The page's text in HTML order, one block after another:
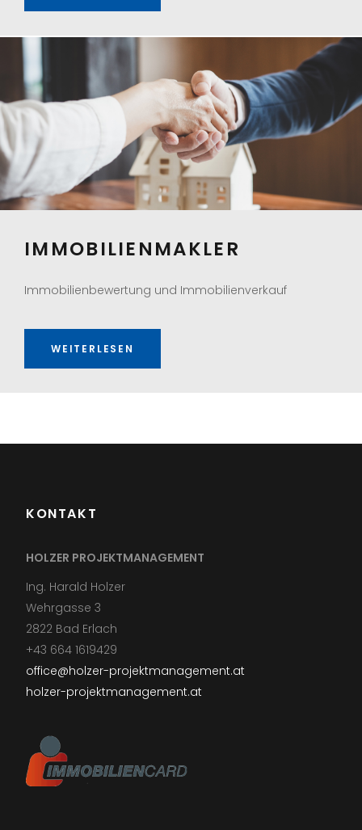
IMMOBILIENMAKLER
Immobilienbewertung und Immobilienverkauf
WEITERLESEN
KONTAKT
HOLZER PROJEKTMANAGEMENT
Ing. Harald Holzer
Wehrgasse 3
2822 Bad Erlach
+43 664 1619429
office@holzer-projektmanagement.at
holzer-projektmanagement.at